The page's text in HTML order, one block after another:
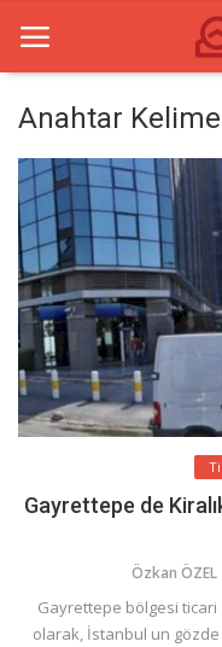
Anasayfa
İletişim
Ticari Merkezler
Ticari Gayrimenkul
Türkçe
Anahtar
Gayrettepe de
Özkan ÖZEL
Gayrettepe bölgesi
olarak, İstanbul un